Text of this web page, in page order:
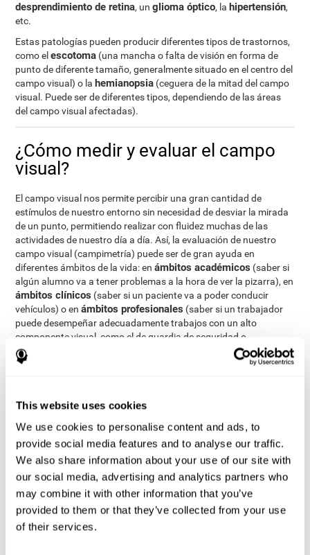
This website uses cookies
We use cookies to personalise content and ads, to
provide social media features and to analyse our traffic.
We also share information about your use of our site with
our social media, advertising and analytics partners who
may combine it with other information that you’ve
provided to them or that they’ve collected from your use
of their services.
desprendimiento de retina, unglioma óptico, la hipertensión,
etc.
Estas patologías pueden producir diferentes tipos de trastornos,
como elescotoma (una mancha o falta de visión en forma de
punto de diferente tamaño, generalmente situado en el centro del
campo visual) o la hemianopsia (ceguera de la mitad del campo
visual. Puede ser de diferentes tipos, dependiendo de las áreas
del campo visual afectadas).
¿Cómo medir y evaluar el campo
visual?
El campo visual nos permite percibir una gran cantidad de
estímulos de nuestro entorno sin necesidad de desviar la mirada
de un punto, permitiendo realizar con fluidez muchas de las
actividades de nuestro día a día. Así, la evaluación de nuestro
campo visual (campimetría) puede ser de gran ayuda en
diferentes ámbitos de la vida: enámbitos académicos (saber si
algún alumno va a tener problemas a la hora de ver la pizarra), en
ámbitos clínicos (saber si un paciente va a poder conducir
vehículos) o enámbitos profesionales (saber si un trabajador
puede desempeñar adecuadamente trabajos con un alto
componente visual, como el de guardia de seguridad o
transportista).
cognitivas
. El test que ofrece
visual está basado en el test Useful Field of Vision (UFOV) y en
otras baterías de evaluación neuropsicológicas que miden el
campo visual. Este test se centra exclusivamente en medir el
campo de visión, aunque se requiere de atención, memoria visual
a corto plazo, percepción visual y percepción espacial.
Test de Capacidad Visual WIFIVI: En el centro de la pantalla
aparecerá una silueta y desaparecerá rápidamente. Acto
seguido aparecerá dicha silueta acompañada de otras dos,
en orden aleatorio y deberemos seleccionar cuál era la